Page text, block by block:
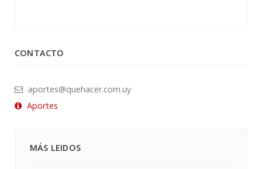
CONTACTO
aportes@quehacer.com.uy
Aportes
MÁS LEIDOS